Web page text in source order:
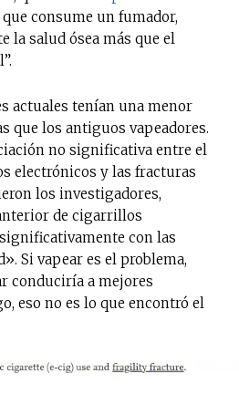
consume un fumador,
la salud ósea más que el
actuales tenían una menor
que los antiguos vapeadores.
no significativa entre el
electrónicos y las fracturas
los investigadores,
de cigarrillos
con las
Si vapear es el problema,
conduciría a mejores
eso no es lo que encontró el